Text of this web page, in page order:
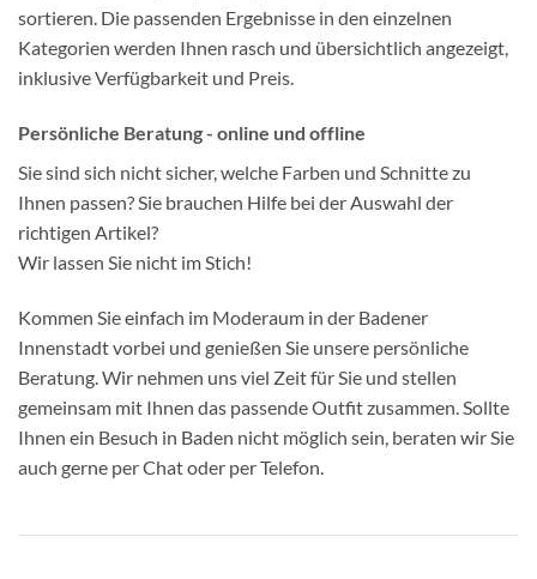
sortieren. Die passenden Ergebnisse in den einzelnen
Kategorien werden Ihnen rasch und übersichtlich angezeigt,
inklusive Verfügbarkeit und Preis.
Persönliche Beratung - online und offline
Sie sind sich nicht sicher, welche Farben und Schnitte zu
Ihnen passen? Sie brauchen Hilfe bei der Auswahl der
richtigen Artikel?
Wir lassen Sie nicht im Stich!
Kommen Sie einfach im Moderaum in der Badener
Innenstadt vorbei und genießen Sie unsere persönliche
Beratung. Wir nehmen uns viel Zeit für Sie und stellen
gemeinsam mit Ihnen das passende Outfit zusammen. Sollte
Ihnen ein Besuch in Baden nicht möglich sein, beraten wir Sie
auch gerne per Chat oder per Telefon.